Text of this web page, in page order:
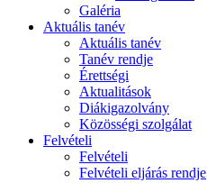
Galéria
Aktuális tanév
Aktuális tanév
Tanév rendje
Érettségi
Aktualitások
Diákigazolvány
Közösségi szolgálat
Felvételi
Felvételi
Felvételi eljárás rendje